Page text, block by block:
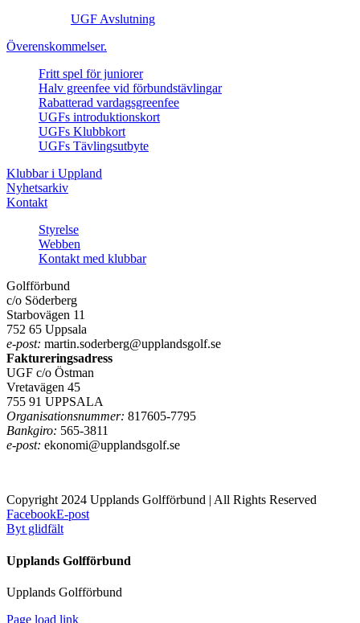
UGF Avslutning
Överenskommelser.
Fritt spel för juniorer
Halv greenfee vid förbundstävlingar
Rabatterad vardagsgreenfee
UGFs introduktionskort
UGFs Klubbkort
UGFs Tävlingsutbyte
Klubbar i Uppland
Nyhetsarkiv
Kontakt
Styrelse
Webben
Kontakt med klubbar
Golfförbund
c/o Söderberg
Starbovägen 11
752 65 Uppsala
e-post: martin.soderberg@upplandsgolf.se
Faktureringsadress
UGF c/o Östman
Vretavägen 45
755 91 UPPSALA
Organisationsnummer: 817605-7795
Bankgiro: 565-3811
e-post: ekonomi@upplandsgolf.se
Copyright 2024 Upplands Golfförbund | All Rights Reserved
FacebookE-post
Byt glidfält
Upplands Golfförbund
Upplands Golfförbund
Page load link